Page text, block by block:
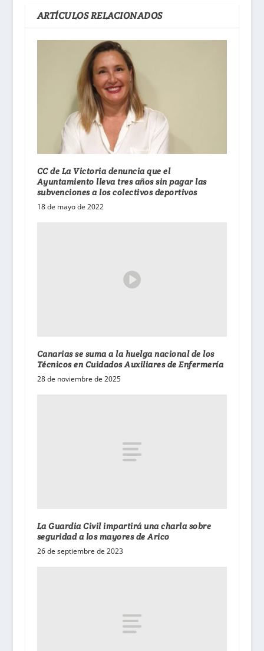
ARTÍCULOS RELACIONADOS
CC de La Victoria denuncia que el
Ayuntamiento lleva tres años sin pagar las
subvenciones a los colectivos deportivos
18 de mayo de 2022
Canarias se suma a la huelga nacional de los
Técnicos en Cuidados Auxiliares de Enfermería
28 de noviembre de 2025
La Guardia Civil impartirá una charla sobre
seguridad a los mayores de Arico
26 de septiembre de 2023